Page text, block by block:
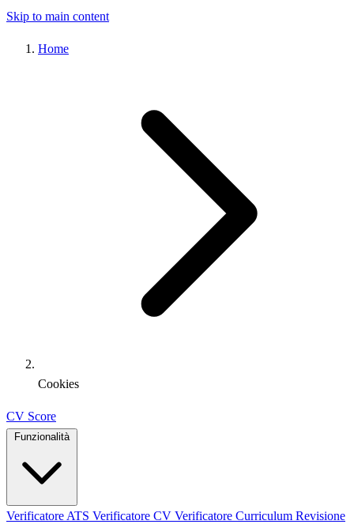
Skip to main content
Home
Cookies
CV Score
Funzionalità
Verificatore ATS Verificatore CV Verificatore Curriculum Revisione